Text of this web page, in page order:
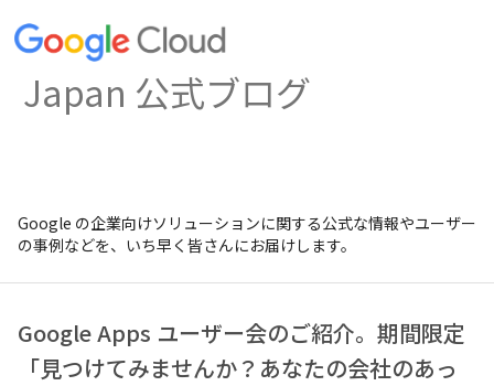
Japan 公式ブログ
Google の企業向けソリューションに関する公式な情報やユーザー
の事例などを、いち早く皆さんにお届けします。
Google Apps ユーザー会のご紹介。期間限定
「見つけてみませんか？あなたの会社のあっ